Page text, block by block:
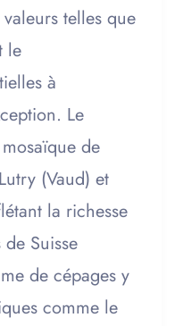
telles que
le
à
Le
de
(Vaud) et
la richesse
Suisse
de cépages y
comme le